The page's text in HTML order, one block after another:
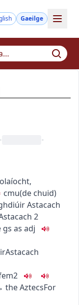
Gaeilge
• •
,
cmu(de chuid)
Astacach
2
gs as adj
Astacach
the AztecsFor